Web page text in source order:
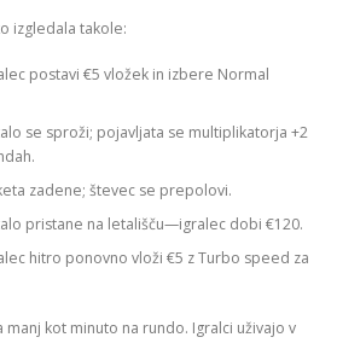
izgledala takole:
postavi €5 vložek in izbere Normal
se sproži; pojavljata se multiplikatorja +2
zadene; števec se prepolovi.
pristane na letališču—igralec dobi €120.
hitro ponovno vloži €5 z Turbo speed za
kot minuto na rundo. Igralci uživajo v